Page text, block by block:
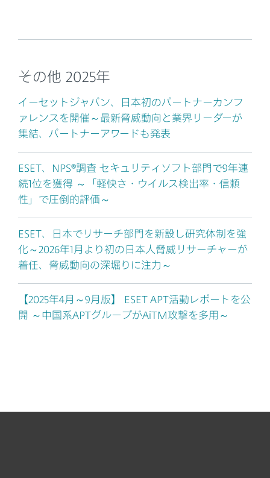
その他 2025年
イーセットジャパン、日本初のパートナーカンフ
ァレンスを開催～最新脅威動向と業界リーダーが
集結、パートナーアワードも発表
ESET、NPS®調査 セキュリティソフト部門で9年連
続1位を獲得 ～「軽快さ・ウイルス検出率・信頼
性」で圧倒的評価～
ESET、日本でリサーチ部門を新設し研究体制を強
化～2026年1月より初の日本人脅威リサーチャーが
着任、脅威動向の深堀りに注力～
【2025年4月～9月版】 ESET APT活動レポートを公
開 ～中国系APTグループがAiTM攻撃を多用～